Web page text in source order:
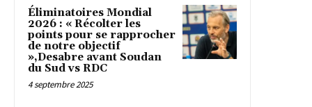
Éliminatoires Mondial
2026 : « Récolter les
points pour se rapprocher
de notre objectif
»,Desabre avant Soudan
du Sud vs RDC
4 septembre 2025